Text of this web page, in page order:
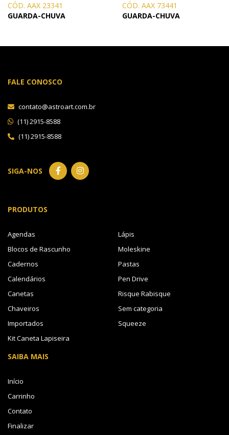
CÓD. AAX 23341
GUARDA-CHUVA
CÓD. AAX 73441
GUARDA-CHUVA
FALE CONOSCO
contato@astroart.com.br
(11) 2915-8588
(11) 2915-8588
SIGA-NOS
PRODUTOS
Agendas
Blocos de Rascunho
Cadernos
Calendários
Canetas
Chaveiros
Importados
Kit Caneta Lapiseira
Lápis
Moleskine
Pastas
Pen Drive
Risque Rabisque
Sem categoria
Squeeze
SAIBA MAIS
Início
Carrinho
Contato
Finalizar